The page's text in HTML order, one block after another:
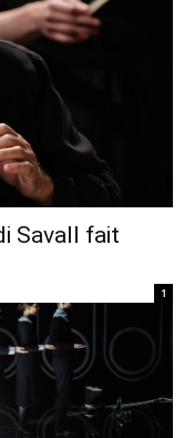
Savall fait
1